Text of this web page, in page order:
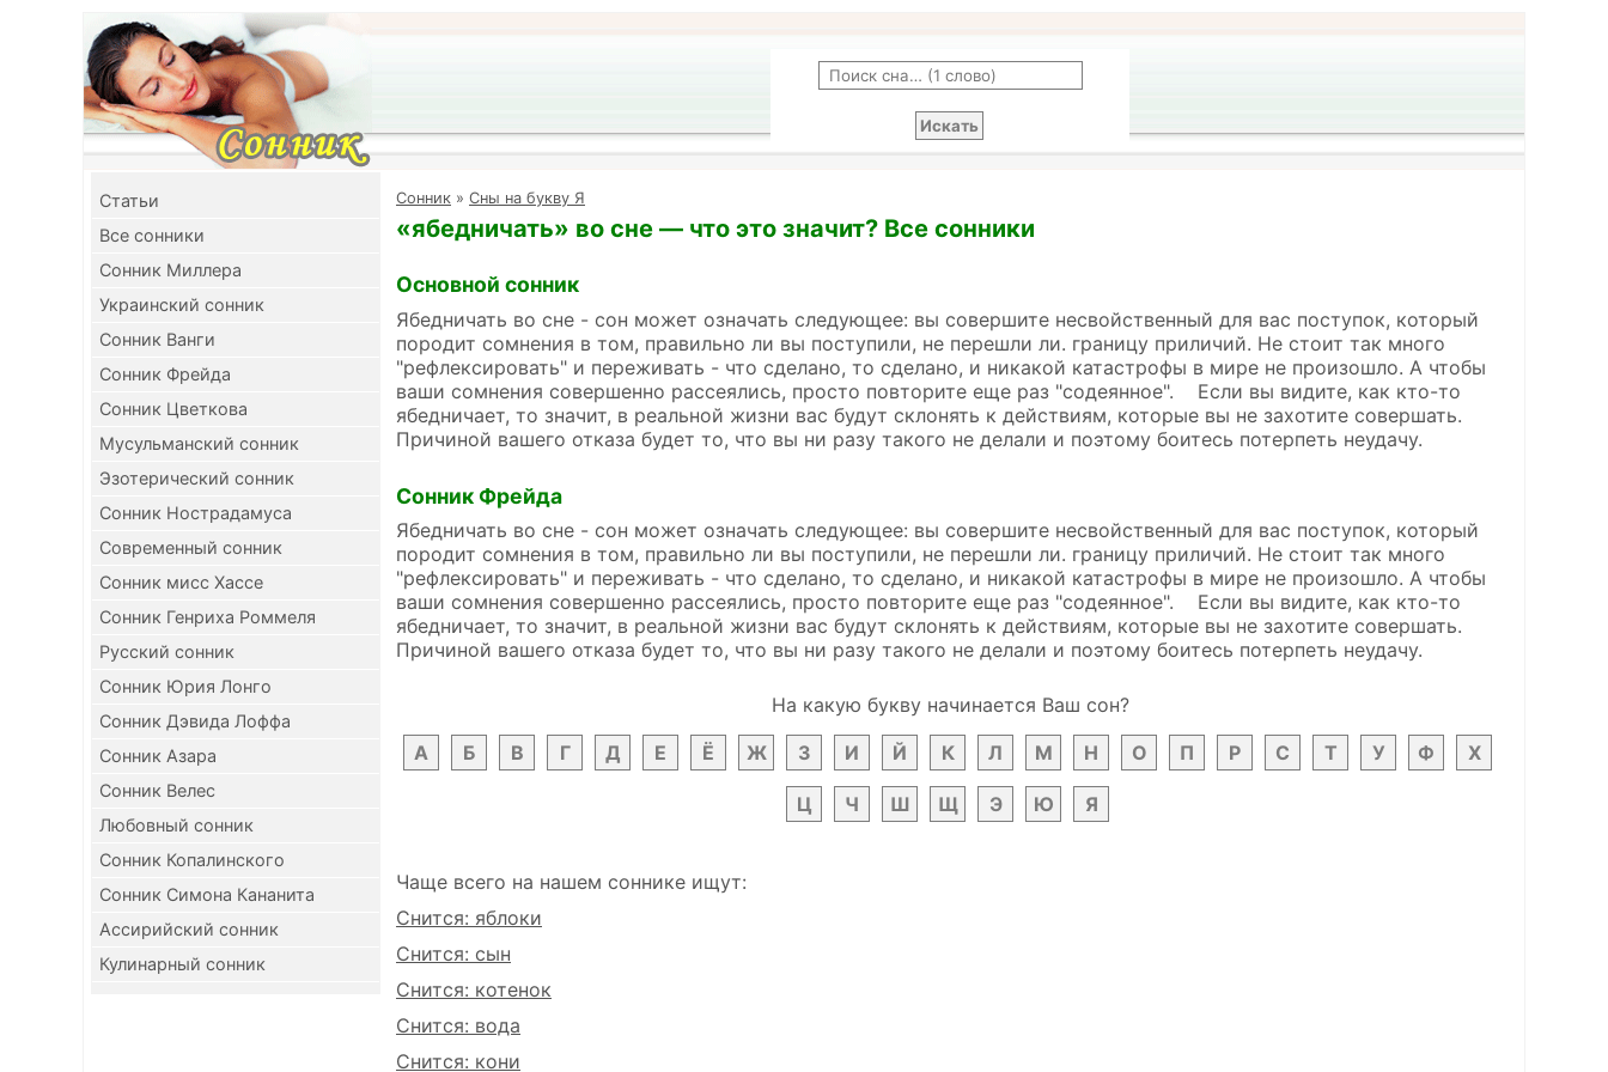
Cтатьи
Все сонники
Сонник Миллера
Украинский сонник
Сонник Ванги
Сонник Фрейда
Сонник Цветкова
Мусульманский сонник
Эзотерический сонник
Сонник Нострадамуса
Современный сонник
Сонник мисс Хассе
Сонник Генриха Роммеля
Русский сонник
Сонник Юрия Лонго
Сонник Дэвида Лоффа
Сонник Азара
Сонник Велес
Любовный сонник
Сонник Копалинского
Сонник Симона Кананита
Ассирийский сонник
Кулинарный сонник
Cонник » Сны на букву Я
«ябедничать» во сне — что это значит? Все сонники
Основной сонник
Ябедничать во сне - сон может означать следующее: вы совершите несвойственный для вас поступок, который
породит сомнения в том, правильно ли вы поступили, не перешли ли. границу приличий. Не стоит так много
"рефлексировать" и переживать - что сделано, то сделано, и никакой катастрофы в мире не произошло. А чтобы
ваши сомнения совершенно рассеялись, просто повторите еще раз "содеянное". Если вы видите, как кто-то
ябедничает, то значит, в реальной жизни вас будут склонять к действиям, которые вы не захотите совершать.
Причиной вашего отказа будет то, что вы ни разу такого не делали и поэтому боитесь потерпеть неудачу.
Сонник Фрейда
Ябедничать во сне - сон может означать следующее: вы совершите несвойственный для вас поступок, который
породит сомнения в том, правильно ли вы поступили, не перешли ли. границу приличий. Не стоит так много
"рефлексировать" и переживать - что сделано, то сделано, и никакой катастрофы в мире не произошло. А чтобы
ваши сомнения совершенно рассеялись, просто повторите еще раз "содеянное". Если вы видите, как кто-то
ябедничает, то значит, в реальной жизни вас будут склонять к действиям, которые вы не захотите совершать.
Причиной вашего отказа будет то, что вы ни разу такого не делали и поэтому боитесь потерпеть неудачу.
На какую букву начинается Ваш сон?
А
Б В Г Д Е Ё Ж З И Й К Л М Н О П Р С Т У Ф Х
Ц Ч Ш Щ Э Ю Я
Чаще всего на нашем соннике ищут:
Снится: яблоки
Снится: сын
Снится: котенок
Снится: вода
Снится: кони